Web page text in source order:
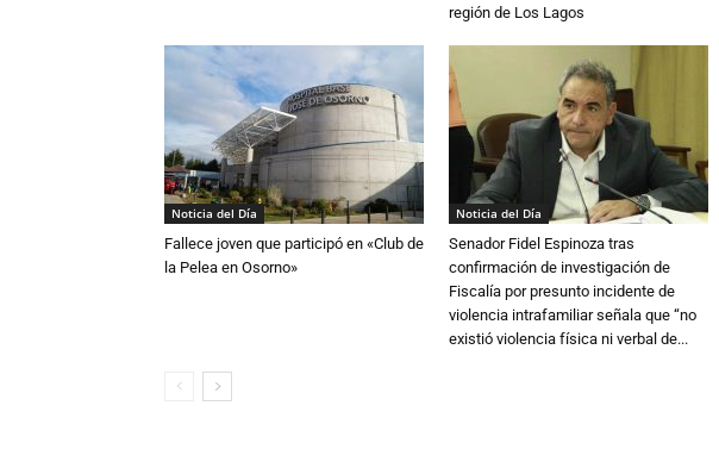
región de Los Lagos
Noticia del Día
Fallece joven que participó en «Club de
la Pelea en Osorno»
Noticia del Día
Senador Fidel Espinoza tras
confirmación de investigación de
Fiscalía por presunto incidente de
violencia intrafamiliar señala que “no
existió violencia física ni verbal de...